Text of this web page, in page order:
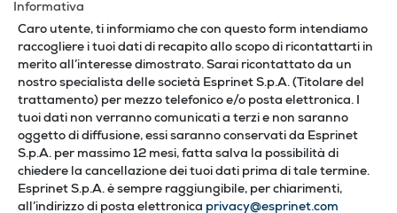
Informativa
Caro utente, ti informiamo che con questo form intendiamo
raccogliere i tuoi dati di recapito allo scopo di ricontattarti in
merito all’interesse dimostrato. Sarai ricontattato da un
nostro specialista delle società Esprinet S.p.A. (Titolare del
trattamento) per mezzo telefonico e/o posta elettronica. I
tuoi dati non verranno comunicati a terzi e non saranno
oggetto di diffusione, essi saranno conservati da Esprinet
S.p.A. per massimo 12 mesi, fatta salva la possibilità di
chiedere la cancellazione dei tuoi dati prima di tale termine.
Esprinet S.p.A. è sempre raggiungibile, per chiarimenti,
all’indirizzo di posta elettronica privacy@esprinet.com